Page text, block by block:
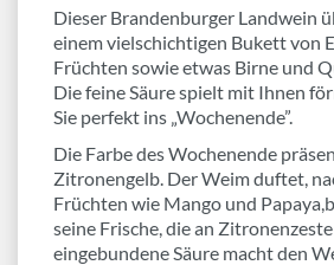
Dieser Brandenburger Landwein
einem vielschichtigen Bukett von
Früchten sowie etwas Birne und
Die feine Säure spielt mit Ihnen
Sie perfekt ins „Wochenende”.
Die Farbe des Wochenende
Zitronengelb. Der Weim duftet,
Früchten wie Mango und
seine Frische, die an
eingebundene Säure macht den